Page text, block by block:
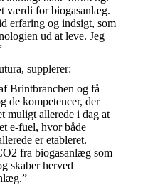
værdi for biogasanlæg.
erfaring og indsigt, som
ud at leve. Jeg
supplerer:
Brintbranchen og få
de kompetencer, der
muligt allerede i dag at
e-fuel, hvor både
er etableret.
fra biogasanlæg som
skaber herved